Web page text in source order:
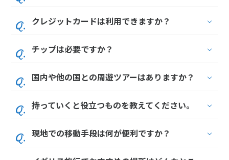
クレジットカードは利用できますか？
チップは必要ですか？
国内や他の国との周遊ツアーはありますか？
持っていくと役立つものを教えてください。
現地での移動手段は何が便利ですか？